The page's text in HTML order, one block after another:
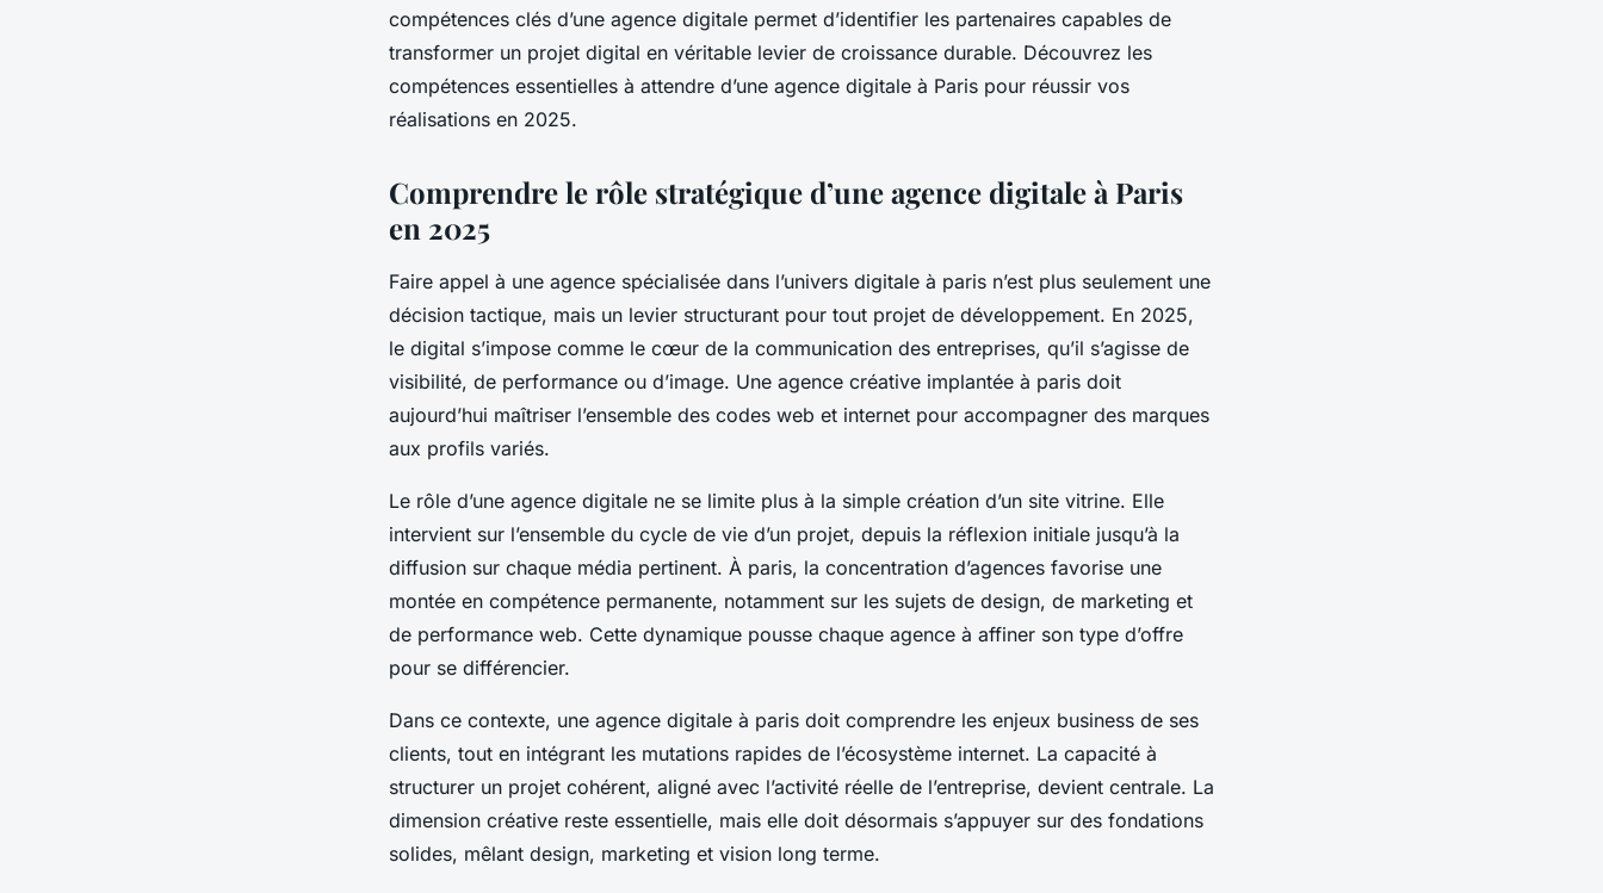
compétences clés d’une agence digitale permet d’identifier les partenaires capables de
transformer un projet digital en véritable levier de croissance durable. Découvrez les
compétences essentielles à attendre d’une agence digitale à Paris pour réussir vos
réalisations en 2025.
Comprendre le rôle stratégique d’une agence digitale à Paris
en 2025
Faire appel à une agence spécialisée dans l’univers digitale à paris n’est plus seulement une
décision tactique, mais un levier structurant pour tout projet de développement. En 2025,
le digital s’impose comme le cœur de la communication des entreprises, qu’il s’agisse de
visibilité, de performance ou d’image. Une agence créative implantée à paris doit
aujourd’hui maîtriser l’ensemble des codes web et internet pour accompagner des marques
aux profils variés.
Le rôle d’une agence digitale ne se limite plus à la simple création d’un site vitrine. Elle
intervient sur l’ensemble du cycle de vie d’un projet, depuis la réflexion initiale jusqu’à la
diffusion sur chaque média pertinent. À paris, la concentration d’agences favorise une
montée en compétence permanente, notamment sur les sujets de design, de marketing et
de performance web. Cette dynamique pousse chaque agence à affiner son type d’offre
pour se différencier.
Dans ce contexte, une agence digitale à paris doit comprendre les enjeux business de ses
clients, tout en intégrant les mutations rapides de l’écosystème internet. La capacité à
structurer un projet cohérent, aligné avec l’activité réelle de l’entreprise, devient centrale. La
dimension créative reste essentielle, mais elle doit désormais s’appuyer sur des fondations
solides, mêlant design, marketing et vision long terme.